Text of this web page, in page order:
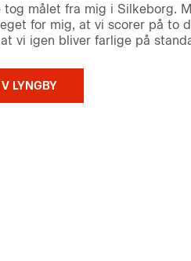
målet fra mig i Silkeborg.
for mig, at vi scorer på to
vi igen bliver farlige på
LYNGBY